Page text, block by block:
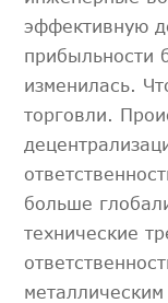
эффективную
прибыльности
изменилась.
торговли.
больше
технические